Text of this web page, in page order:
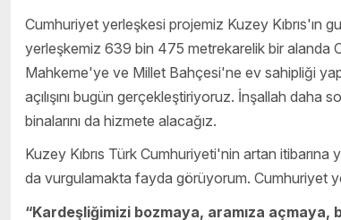
Cumhuriyet yerleşkesi projemiz Kuzey Kıbrıs'ın
yerleşkemiz 639 bin 475 metrekarelik bir alanda
Mahkeme'ye ve Millet Bahçesi'ne ev sahipliği
açılışını bugün gerçekleştiriyoruz. İnşallah
binalarını da hizmete alacağız.
Kuzey Kıbrıs Türk Cumhuriyeti'nin artan itibarına
da vurgulamakta fayda görüyorum. Cumhuriyet
“Kardeşliğimizi bozmaya, aramıza